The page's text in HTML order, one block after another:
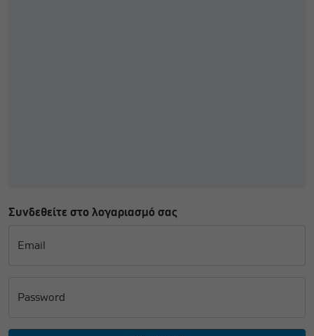
Συνδεθείτε στο λογαριασμό σας
Email
Password